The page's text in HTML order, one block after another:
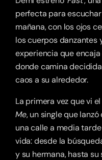
perfecta para
mañana, con los ojos
los cuerpos danzantes
experiencia que
donde camina
caos a su alrededor.
La primera vez que vi
Me, un single que
una calle a media
vida: desde la
y su hermana, hasta